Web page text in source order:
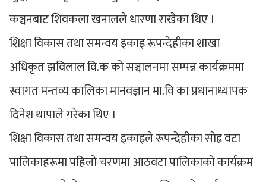
कञ्चनबाट शिवकला खनालले धारणा राखेका थिए ।
शिक्षा विकास तथा समन्वय इकाइ रूपन्देहीका शाखा
अधिकृत झविलाल वि.क को सञ्चालनमा सम्पन्न कार्यक्रममा
स्वागत मन्तव्य कालिका मानवज्ञान मा.वि का प्रधानाध्यापक
दिनेश थापाले गरेका थिए ।
शिक्षा विकास तथा समन्वय इकाइले रूपन्देहीका सोह्र वटा
पालिकाहरूमा पहिलो चरणमा आठवटा पालिकाको कार्यक्रम